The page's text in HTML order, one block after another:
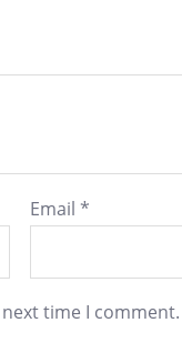
Email *
time I comment.